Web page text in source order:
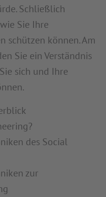
Schließlich
Sie Ihre
schützen können. Am
Sie ein Verständnis
sich und Ihre
des Social
zur